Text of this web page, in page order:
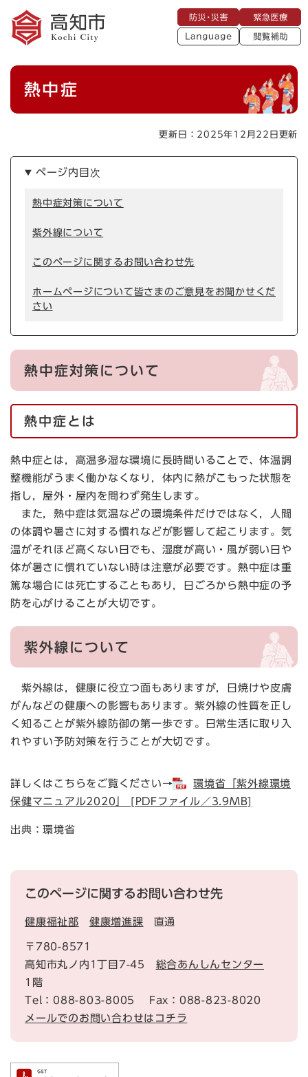
メニューを飛ばして本文へ
災
・
災
急
医
療
L
a
閲
助
本
熱中症
更新日：2025年12月22日更新
ページ内目次
熱中症対策について
紫外線について
このページに関するお問い合わせ先
ホームページについて皆さまのご意見をお聞かせくだ
さい
熱中症対策について
熱中症とは
熱中症とは，高温多湿な環境に長時間いることで、体温調
整機能がうまく働かなくなり，体内に熱がこもった状態を
指し，屋外・屋内を問わず発生します。
また，熱中症は気温などの環境条件だけではなく，人間
の体調や暑さに対する慣れなどが影響して起こります。気
温がそれほど高くない日でも、湿度が高い・風が弱い日や
体が暑さに慣れていない時は注意が必要です。熱中症は重
篤な場合には死亡することもあり，日ごろから熱中症の予
防を心がけることが大切です。
紫外線について
紫外線は，健康に役立つ面もありますが，日焼けや皮膚
がんなどの健康への影響もあります。紫外線の性質を正し
く知ることが紫外線防御の第一歩です。日常生活に取り入
れやすい予防対策を行うことが大切です。
詳しくはこちらをご覧ください→
環境省「紫外線環境
保健マニュアル2020」 [PDFファイル／3.9MB]
出典：環境省
このページに関するお問い合わせ先
健康福祉部 健康増進課 直通
〒780-8571
高知市丸ノ内1丁目7-45 総合あんしんセンター
1階
Tel：088-803-8005
Fax：088-823-8020
メールでのお問い合わせはコチラ